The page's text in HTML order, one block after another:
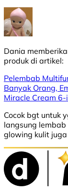
Dania
produk di artikel:
Pelembab
Banyak Orang,
Miracle Cream
Cocok bgt untuk
langsung
glowing kulit